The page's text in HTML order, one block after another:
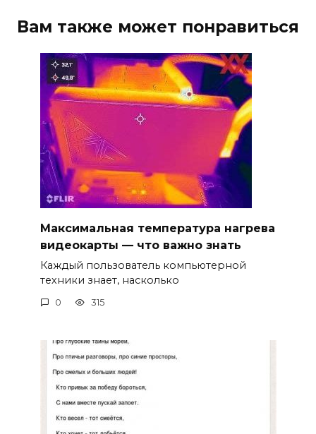
Вам также может понравиться
Максимальная температура нагрева
видеокарты — что важно знать
Каждый пользователь компьютерной
техники знает, насколько
0 315